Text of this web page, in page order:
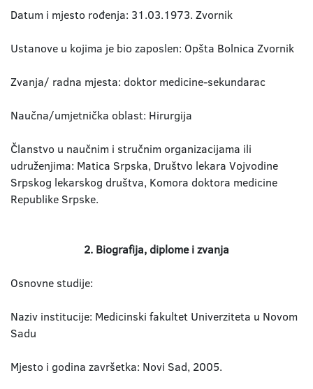
Datum i mjesto rođenja: 31.03.1973. Zvornik
Ustanove u kojima je bio zaposlen: Opšta Bolnica Zvornik
Zvanja/ radna mjesta: doktor medicine-sekundarac
Naučna/umjetnička oblast: Hirurgija
Članstvo u naučnim i stručnim organizacijama ili
udruženjima: Matica Srpska, Društvo lekara Vojvodine
Srpskog lekarskog društva, Komora doktora medicine
Republike Srpske.
2. Biografija, diplome i zvanja
Osnovne studije:
Naziv institucije: Medicinski fakultet Univerziteta u Novom
Sadu
Mjesto i godina završetka: Novi Sad, 2005.